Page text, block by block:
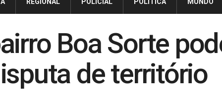
Boa Sorte
de território